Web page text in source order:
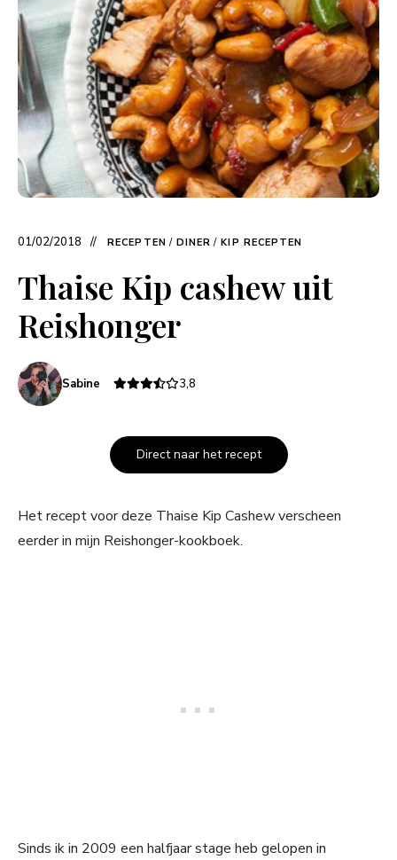
01/02/2018 RECEPTEN / DINER / KIP RECEPTEN
Thaise Kip cashew uit
Reishonger
Sabine 3,8
Direct naar het recept
Het recept voor deze Thaise Kip Cashew verscheen
eerder in mijn Reishonger-kookboek.
Sinds ik in 2009 een halfjaar stage heb gelopen in